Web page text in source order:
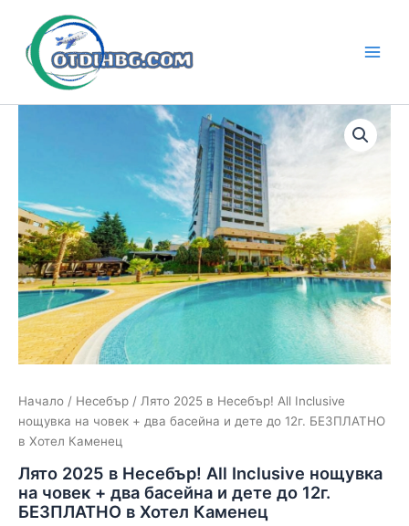
content
Начало / Несебър / Лято 2025 в Несебър! All Inclusive
нощувка на човек + два басейна и дете до 12г. БЕЗПЛАТНО
в Хотел Каменец
Лято 2025 в Несебър! All Inclusive нощувка
на човек + два басейна и дете до 12г.
БЕЗПЛАТНО в Хотел Каменец